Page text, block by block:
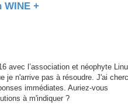
+
avec l’association et néophyte
je n'arrive pas à résoudre. J'ai
immédiates. Auriez-vous
à m'indiquer ?